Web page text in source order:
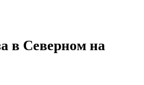
в Северном на